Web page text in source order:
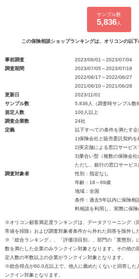
サンプル数
5,836人
この保険相談ショップランキングは、オリコンの以下
事前調査
2023/06/01～2023/07/04
調査期間
2023/07/05～2023/07/18
2022/06/17～2022/06/27
2021/06/10～2021/06/28
更新日
2023/11/01
サンプル数
5,836人（調査時サンプル数
規定人数
100人以上
調査企業数
24社
定義
以下すべての条件を満たす企
1)保険会社と販売委託契約を
2)実店舗による窓口サービ
3)乗合い型（複数の保険会社
ただし、銀行の窓口サービ
調査対象者
性別：指定なし
年齢：18～69歳
地域：全国
条件：過去5年以内に保険相
料相談を利用し、実際に保険
※オリコン顧客満足度ランキングは、データクリーニング（
常値を排除）および調査対象者条件から外れた回答を除外し
※「総合ランキング」、「評価項目別」、部門の「業態別」
数を満たした企業のみランクイン対象となります。その他の
定人数の半数以上の企業がランクイン対象となります。
※総合得点が60.0点以上で、他人に薦めたくないと回答した
ンクイン対象となります。